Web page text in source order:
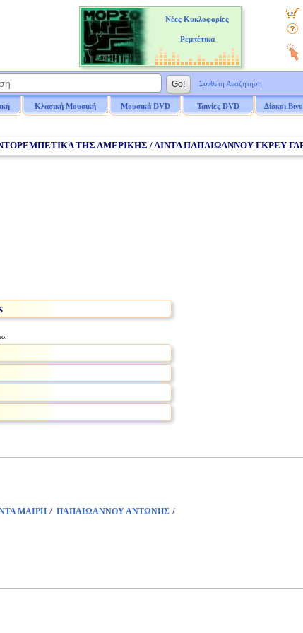
Νέες Κυκλοφορίες
Ρεμπέτικα
Σύνθετη Αναζήτηση
Κλασική Μουσική Μουσικά DVD Ταινίες DVD Δίσκοι
ΤΗΣ ΑΜΕΡΙΚΗΣ / ΛΙΝΤΑ ΠΑΠΑΙΩΑΝΝΟΥ ΓΚΡΕΥ
ΜΑΙΡΗ / ΠΑΠΑΙΩΑΝΝΟΥ ΑΝΤΩΝΗΣ /